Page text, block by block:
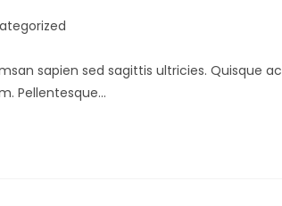
sapien sed sagittis ultricies. Quisque ac
Pellentesque…